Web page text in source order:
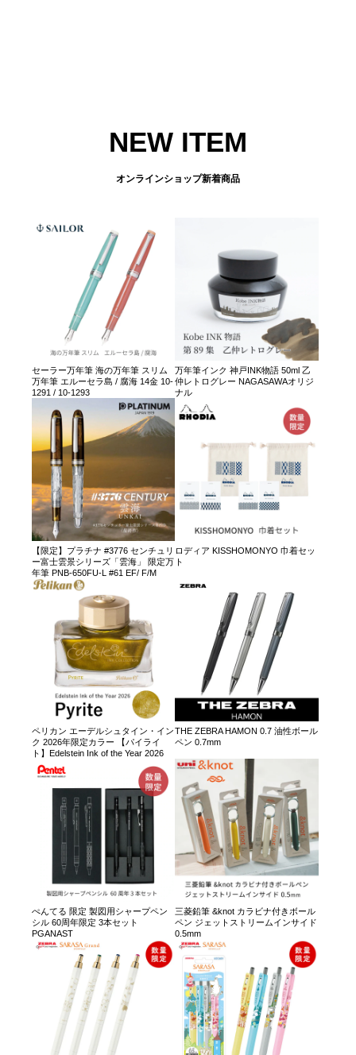
NEW ITEM
オンラインショップ新着商品
セーラー万年筆 海の万年筆 スリム
万年筆 エルーセラ島 / 腐海 14金 10-
1291 / 10-1293
万年筆インク 神戸INK物語 50ml 乙
仲レトログレー NAGASAWAオリジ
ナル
【限定】プラチナ #3776 センチュリ
ー富士雲景シリーズ「雲海」 限定万
年筆 PNB-650FU-L #61 EF/ F/M
ロディア KISSHOMONYO 巾着セッ
ト
ペリカン エーデルシュタイン・イン
ク 2026年限定カラー 【パイライ
ト】Edelstein Ink of the Year 2026
THE ZEBRA HAMON 0.7 油性ボール
ペン 0.7mm
ぺんてる 限定 製図用シャープペン
シル 60周年限定 3本セット
PGANAST
三菱鉛筆 &knot カラビナ付きボール
ペン ジェットストリームインサイド
0.5mm